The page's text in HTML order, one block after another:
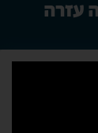
עזרה